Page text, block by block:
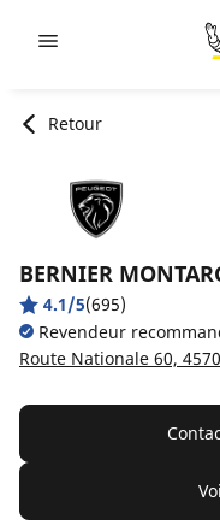
Retour
BERNIER
4.1/5(695)
Revendeur
Route Nationale 60,